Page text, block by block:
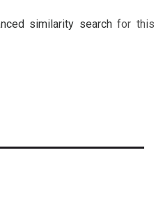
similarity searchfor this